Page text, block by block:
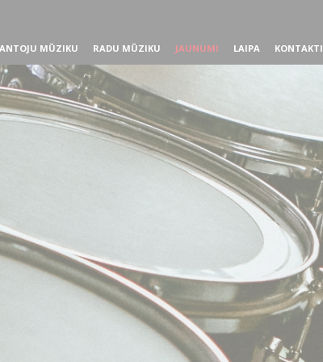
MŪZIKU RADU MŪZIKU JAUNUMI LAIPA KONTAKTI